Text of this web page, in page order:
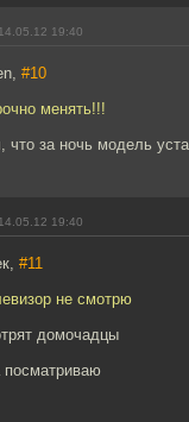
19:40
#10
менять!!!
что за ночь модель
19:40
#11
не смотрю
домочадцы
посматриваю